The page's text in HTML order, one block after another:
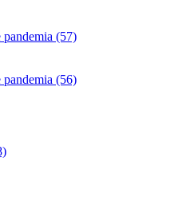
pandemia (57)
pandemia (56)